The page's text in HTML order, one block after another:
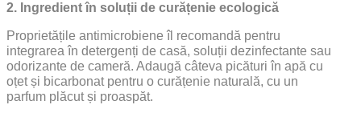
2. Ingredient în soluții de curățenie ecologică
Proprietățile antimicrobiene îl recomandă pentru
integrarea în detergenți de casă, soluții dezinfectante sau
odorizante de cameră. Adaugă câteva picături în apă cu
oțet și bicarbonat pentru o curățenie naturală, cu un
parfum plăcut și proaspăt.